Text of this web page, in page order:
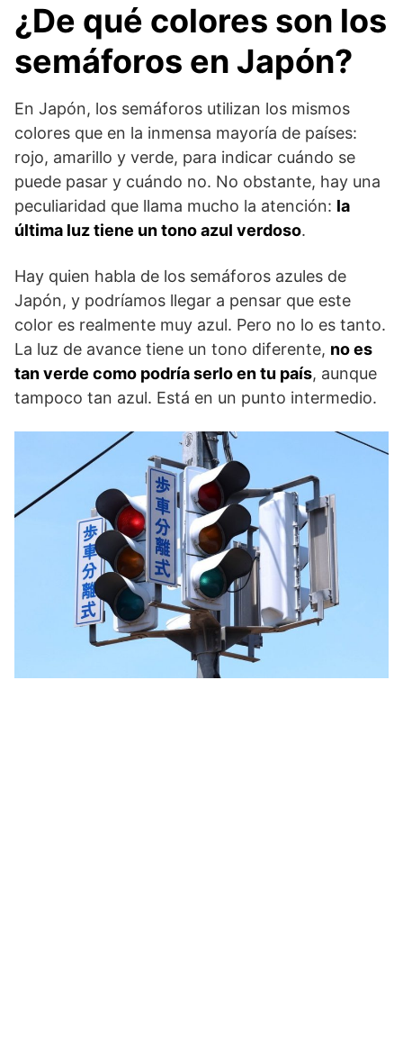
¿De qué colores son los
semáforos en Japón?
En Japón, los semáforos utilizan los mismos
colores que en la inmensa mayoría de países:
rojo, amarillo y verde, para indicar cuándo se
puede pasar y cuándo no. No obstante, hay una
peculiaridad que llama mucho la atención: la
última luz tiene un tono azul verdoso.
Hay quien habla de los semáforos azules de
Japón, y podríamos llegar a pensar que este
color es realmente muy azul. Pero no lo es tanto.
La luz de avance tiene un tono diferente, no es
tan verde como podría serlo en tu país, aunque
tampoco tan azul. Está en un punto intermedio.